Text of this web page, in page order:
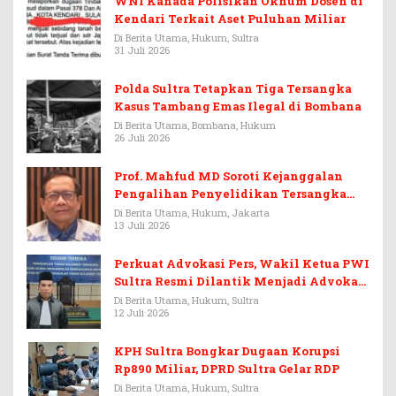
Kendari Terkait Aset Puluhan Miliar
Di Berita Utama, Hukum, Sultra
31 Juli 2026
Polda Sultra Tetapkan Tiga Tersangka
Kasus Tambang Emas Ilegal di Bombana
Di Berita Utama, Bombana, Hukum
26 Juli 2026
Prof. Mahfud MD Soroti Kejanggalan
Pengalihan Penyelidikan Tersangka
Febrie Adriansyah
Di Berita Utama, Hukum, Jakarta
13 Juli 2026
Perkuat Advokasi Pers, Wakil Ketua PWI
Sultra Resmi Dilantik Menjadi Advokat
PERADI
Di Berita Utama, Hukum, Sultra
12 Juli 2026
KPH Sultra Bongkar Dugaan Korupsi
Rp890 Miliar, DPRD Sultra Gelar RDP
Di Berita Utama, Hukum, Sultra